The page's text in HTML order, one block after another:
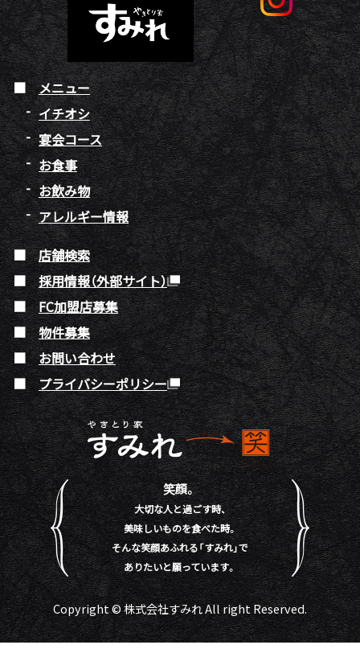
メニュー
イチオシ
宴会コース
お食事
お飲み物
アレルギー情報
店舗検索
採用情報（外部サイト）
FC加盟店募集
物件募集
お問い合わせ
プライバシーポリシー
笑顔。
大切な人と過ごす時、
美味しいものを食べた時。
そんな笑顔あふれる「すみれ」で
ありたいと願っています。
Copyright © 株式会社すみれ All right Reserved.